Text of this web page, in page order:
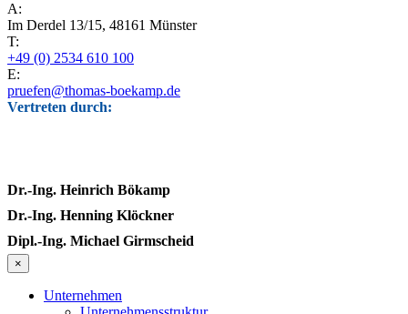
A:
Im Derdel 13/15, 48161 Münster
T:
+49 (0) 2534 610 100
E:
pruefen@thomas-boekamp.de
Vertreten durch:
Dr.-Ing. Heinrich Bökamp
Dr.-Ing. Henning Klöckner
Dipl.-Ing. Michael Girmscheid
×
Unternehmen